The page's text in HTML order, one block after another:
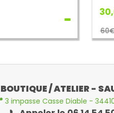
€
Neuf
Vermeiren
BOUTIQUE / ATELIER -
3 impasse Casse Diable -